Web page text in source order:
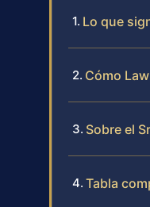
Lo que
Cómo
Sobre el
Tabla